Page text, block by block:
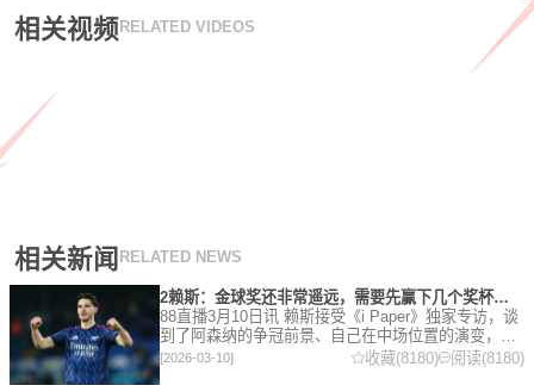
相关视频 RELATED VIDEOS
相关新闻 RELATED NEWS
2赖斯：金球奖还非常遥远，需要先赢下几个奖杯，专注当下好好踢球
88直播3月10日讯 赖斯接受《i Paper》独家专访，谈
到了阿森纳的争冠前景、自己在中场位置的演变，以
及对自己被提名金球奖的看法。 任意球 赖斯：“我们
有一项非常擅长的技能——这背后付出了巨大努力
[2026-03-10] 收藏(8180) 阅读(8180)